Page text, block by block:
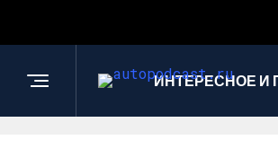
ИНТЕРЕСНОЕ И